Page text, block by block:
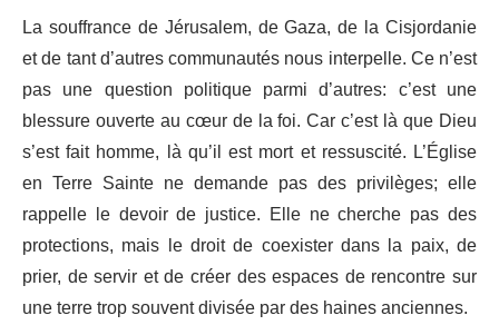
La souffrance de Jérusalem, de Gaza, de la Cisjordanie
et de tant d’autres communautés nous interpelle. Ce n’est
pas une question politique parmi d’autres: c’est une
blessure ouverte au cœur de la foi. Car c’est là que Dieu
s’est fait homme, là qu’il est mort et ressuscité. L’Église
en Terre Sainte ne demande pas des privilèges; elle
rappelle le devoir de justice. Elle ne cherche pas des
protections, mais le droit de coexister dans la paix, de
prier, de servir et de créer des espaces de rencontre sur
une terre trop souvent divisée par des haines anciennes.